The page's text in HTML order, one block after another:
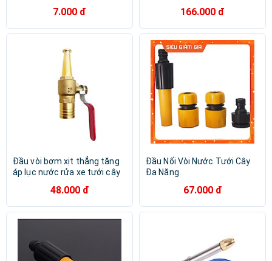
7.000 đ
cao cấp TLG loạI 10m - dây
trắng 318498-1
166.000 đ
Đầu vòi bơm xịt thẳng tăng
áp lục nước rửa xe tưới cây
48.000 đ
Đầu Nối Vòi Nước Tưới Cây
Đa Năng
67.000 đ